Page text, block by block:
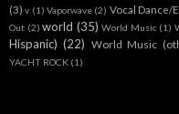
(3) v (1) Vaporwave (2) Vocal Dance/
Out (2) world (35) World Music (1)
Hispanic) (22) World Music
YACHT ROCK (1)